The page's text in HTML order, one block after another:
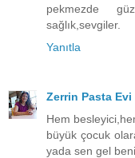
pekmezde
sağlık,sevgiler.
Yanıtla
Zerrin Pasta Evi
Hem
büyük çocuk
yada sen gel